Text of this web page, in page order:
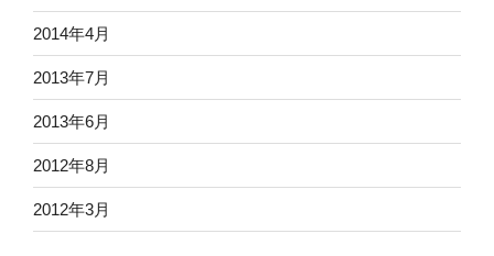
2014年4月
2013年7月
2013年6月
2012年8月
2012年3月